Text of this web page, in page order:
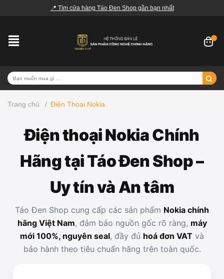
📍 Tìm cửa hàng Táo Đen Shop gần bạn nhất
Trang chủ / Điện Thoại Nokia
Điện thoại Nokia Chính
Hãng tại Táo Đen Shop –
Uy tín và An tâm
Táo Đen Shop cung cấp các sản phẩm Nokia chính
hãng Việt Nam, đảm bảo nguồn gốc rõ ràng, máy
mới 100%, nguyên seal, đầy đủ hoá đơn VAT và
bảo hành theo tiêu chuẩn hãng trên toàn quốc.